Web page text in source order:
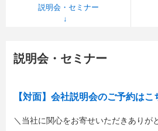
説明会・セミナー
説明会・セミナー
【対面】会社説明会のご予約はこ
＼当社に関心をお寄せいただきありが